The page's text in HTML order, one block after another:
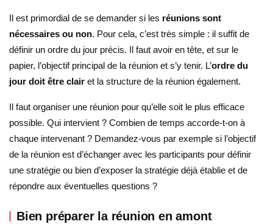
Il est primordial de se demander si les réunions sont
nécessaires ou non. Pour cela, c’est très simple : il suffit de
définir un ordre du jour précis. Il faut avoir en tête, et sur le
papier, l’objectif principal de la réunion et s’y tenir. L’ordre du
jour doit être clair et la structure de la réunion également.
Il faut organiser une réunion pour qu’elle soit le plus efficace
possible. Qui intervient ? Combien de temps accorde-t-on à
chaque intervenant ? Demandez-vous par exemple si l’objectif
de la réunion est d’échanger avec les participants pour définir
une stratégie ou bien d’exposer la stratégie déjà établie et de
répondre aux éventuelles questions ?
Bien préparer la réunion en amont